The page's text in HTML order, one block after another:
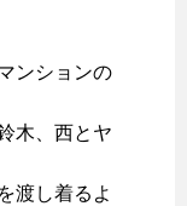
ンションの
木、西とヤ
渡し着るよ